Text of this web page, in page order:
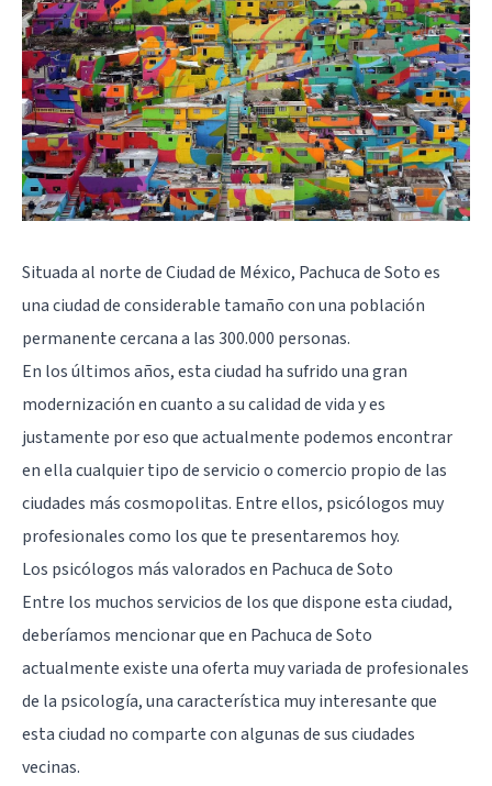
Situada al norte de Ciudad de México, Pachuca de Soto es
una ciudad de considerable tamaño con una población
permanente cercana a las 300.000 personas.
En los últimos años, esta ciudad ha sufrido una gran
modernización en cuanto a su calidad de vida y es
justamente por eso que actualmente podemos encontrar
en ella cualquier tipo de servicio o comercio propio de las
ciudades más cosmopolitas. Entre ellos, psicólogos muy
profesionales como los que te presentaremos hoy.
Los psicólogos más valorados en Pachuca de Soto
Entre los muchos servicios de los que dispone esta ciudad,
deberíamos mencionar que en Pachuca de Soto
actualmente existe una oferta muy variada de profesionales
de la psicología, una característica muy interesante que
esta ciudad no comparte con algunas de sus ciudades
vecinas.